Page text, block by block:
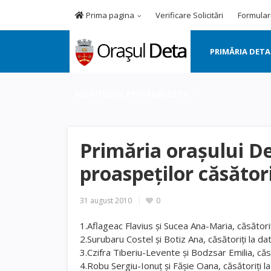
Prima pagina Verificare Solicitări
PRIMĂRIA DETA
Primăria oraşului
proaspeţilor
31 august 2010 0
1.Aflageac Flavius şi Sucea Ana-Maria,
2.Surubaru Costel şi Botiz Ana, căsătoriţi la
3.Czifra Tiberiu-Levente şi Bodzsar Emilia,
4.Robu Sergiu-Ionuţ şi Făşie Oana, căsătoriţi